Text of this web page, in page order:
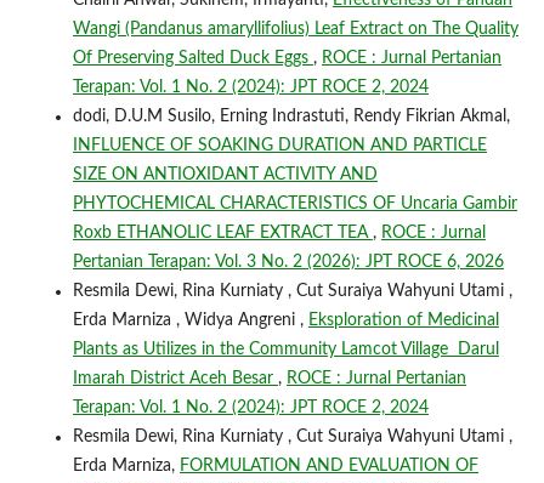
Wangi (Pandanus amaryllifolius) Leaf Extract on The Quality
Of Preserving Salted Duck Eggs , ROCE : Jurnal Pertanian
Terapan: Vol. 1 No. 2 (2024): JPT ROCE 2, 2024
dodi, D.U.M Susilo, Erning Indrastuti, Rendy Fikrian Akmal,
INFLUENCE OF SOAKING DURATION AND PARTICLE
SIZE ON ANTIOXIDANT ACTIVITY AND
PHYTOCHEMICAL CHARACTERISTICS OF Uncaria Gambir
Roxb ETHANOLIC LEAF EXTRACT TEA , ROCE : Jurnal
Pertanian Terapan: Vol. 3 No. 2 (2026): JPT ROCE 6, 2026
Resmila Dewi, Rina Kurniaty , Cut Suraiya Wahyuni Utami ,
Erda Marniza , Widya Angreni , Eksploration of Medicinal
Plants as Utilizes in the Community Lamcot Village Darul
Imarah District Aceh Besar , ROCE : Jurnal Pertanian
Terapan: Vol. 1 No. 2 (2024): JPT ROCE 2, 2024
Resmila Dewi, Rina Kurniaty , Cut Suraiya Wahyuni Utami ,
Erda Marniza, FORMULATION AND EVALUATION OF